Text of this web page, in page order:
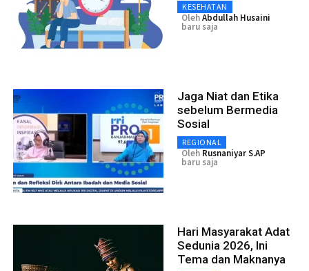
KESEHATAN
OlehAbdullah Husaini
baru saja
Jaga Niat dan Etika
sebelum Bermedia
Sosial
REGIONAL
Oleh Rusnaniyar S.AP
baru saja
Hari Masyarakat Adat
Sedunia 2026, Ini
Tema dan Maknanya